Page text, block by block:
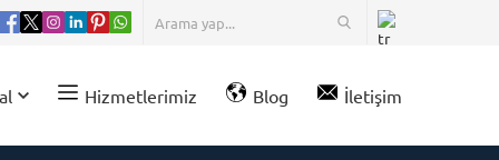
Hizmetlerimiz Blog İletişim